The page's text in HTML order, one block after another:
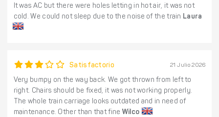
It was AC but there were holes letting in hot air, it was not
cold. We could not sleep due to the noise of the train Laura
Satisfactorio 21 Julio 2026
Very bumpy on the way back. We got thrown from left to
right. Chairs should be fixed, it was not working properly.
The whole train carriage looks outdated and in need of
maintenance. Other than that fine Wilco